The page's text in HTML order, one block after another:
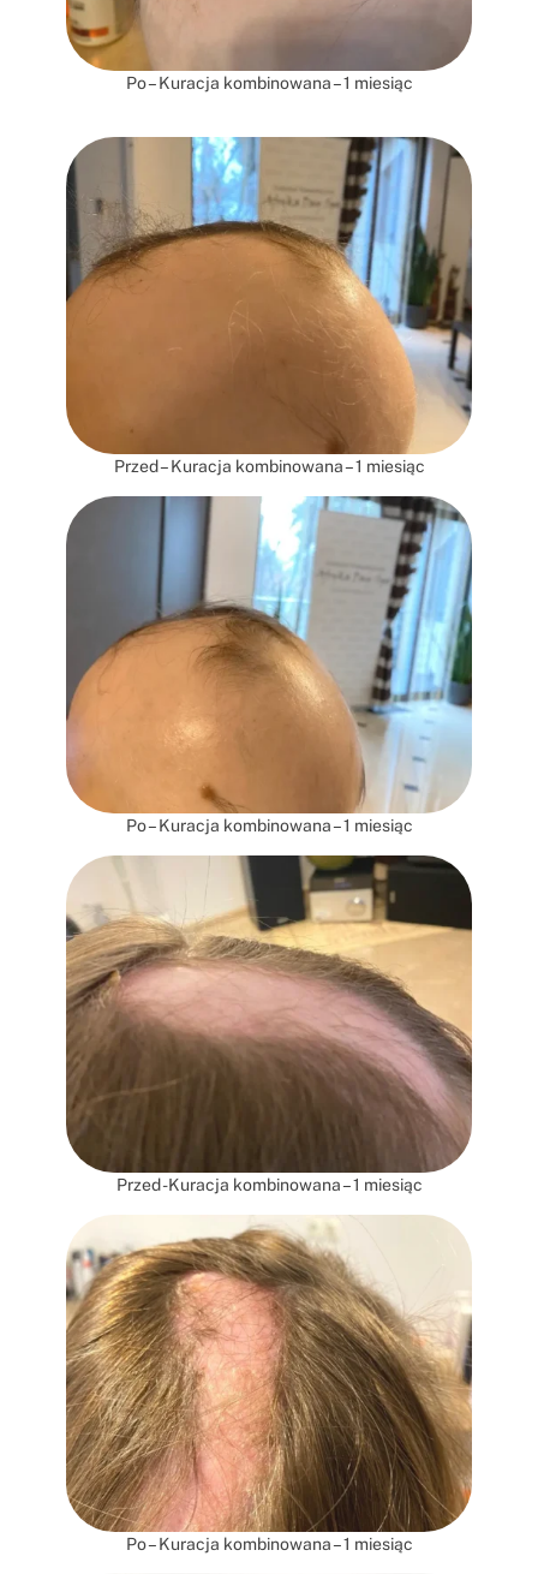
Po – Kuracja kombinowana – 1 miesiąc
Przed – Kuracja kombinowana – 1 miesiąc
Po – Kuracja kombinowana – 1 miesiąc
Przed -Kuracja kombinowana – 1 miesiąc
Po – Kuracja kombinowana – 1 miesiąc